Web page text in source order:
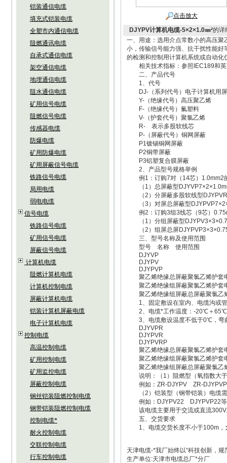
铠装通信电缆
填充式铠装电缆
全塑市内通信电缆
阻燃通讯电缆
自承式通信电缆
架空通信电缆
地埋通信电缆
阻水通信电缆
矿用信号电缆
阻燃信号电缆
传感器电缆
防爆电缆
矿用防爆电缆
矿用屏蔽信号电缆
铁路信号电缆
局用电缆
弱电电缆
信号电缆
铁路信号电缆
矿用信号电缆
屏蔽信号电缆
计算机电缆
阻燃计算机电缆
计算机控制电缆
屏蔽计算机电缆
铠装计算机屏蔽电缆
电子计算机电缆
控制电缆
高温控制电缆
矿用控制电缆
矿用监控电缆
屏蔽控制电缆
钢丝铠装阻燃控制电缆
钢带铠装阻燃控制电缆
控制电缆*
耐火控制电缆
交联控制电缆
行车控制电缆
点击放大
DJYPV计算机电缆-5×2×1.0㎜²的详
一、用途：选用介点常数小的高压
小，传输信号能力强、抗干扰性能
的检测和控制用计算机系统或自动
相关技术指标：参照IEC189和英
二、产品代号
1、代号
DJ-（系列代号）电子计算机用
Y-（绝缘代号）高压聚乙烯
F-（绝缘代号）氟塑料
V-（护套代号）聚氯乙烯
R- 表示多股软线芯
P-（屏蔽代号）铜网屏蔽
P1镀锡铜网屏蔽
P2铜带屏蔽
P3铝塑复合膜屏蔽
2、产品型号规格举例
例1：订购7对（14芯）1.0mm2
（1）总屏蔽型
（2）分屏蔽多股软线型
（3）对屏总屏蔽型
例2：订购3组3线芯（9芯）
（1）分组屏蔽型
（2）组屏总屏
三、型号名称及使用范围
型号 名称 使用范围
DJYVP
DJYPV
DJYPVP
聚乙烯绝缘总屏蔽聚氯乙烯护套
聚乙烯绝缘组屏蔽聚氯乙烯护套
聚乙烯绝缘组屏蔽总屏蔽聚氯
1、固定敷设在室内、电缆沟或
2、电缆*工作温度：-20℃＋65℃
3、电缆敷设温度不低于0℃，弯
DJYVPR
DJYPVR
DJYPVRP
聚乙烯绝缘总屏蔽聚氯乙烯护套
聚乙烯绝缘组屏蔽聚氯乙烯护套
聚乙烯绝缘组屏蔽总屏蔽聚氯
说明：（1）阻燃型（氧指数大于
例如：ZR-DJYPV ZR-
（2）铠装型（钢带铠装）电缆需
例如：DJYPV22 DJYPVP22
该电缆主要用于交流或直流300V
五、交货要求
1、电缆交货长度不小于100m，
天津电缆-*我厂始终以“科技创新，
生产单位:天津市电缆总厂*分厂